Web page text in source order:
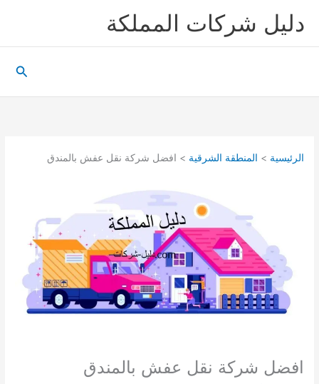
دليل شركات المملكة
الرئيسية المنطقة الشرقية افضل شركة نقل عفش بالمندق
افضل شركة نقل عفش بالمندق